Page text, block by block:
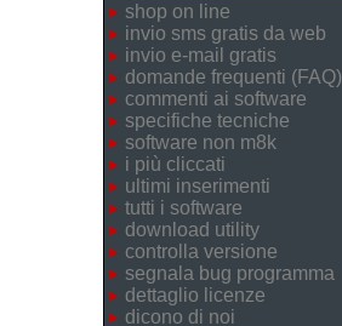
shop on line
invio sms gratis da web
invio e-mail gratis
domande frequenti (FAQ)
commenti ai software
specifiche tecniche
software non m8k
i più cliccati
ultimi inserimenti
tutti i software
download utility
controlla versione
segnala bug programma
dettaglio licenze
dicono di noi